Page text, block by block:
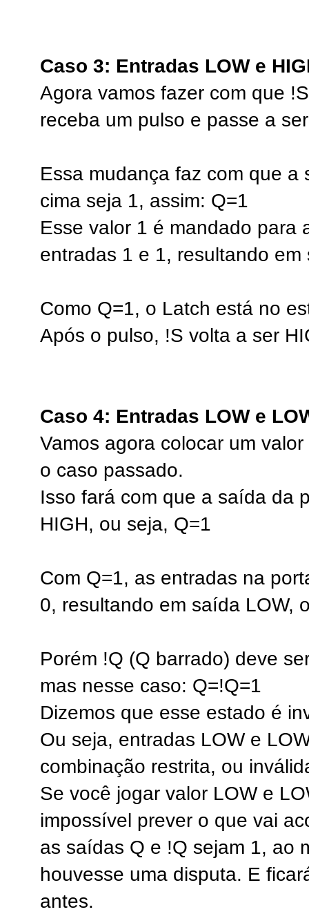
Caso 3: Entradas LOW e
Agora vamos fazer com que
receba um pulso e passe a
Essa mudança faz com que a
cima seja 1, assim: Q=1
Esse valor 1 é mandado para
entradas 1 e 1, resultando
Como Q=1, o Latch está no
Após o pulso, !S volta a ser
Caso 4: Entradas LOW e
Vamos agora colocar um
o caso passado.
Isso fará com que a saída da
HIGH, ou seja, Q=1
Com Q=1, as entradas na
0, resultando em saída LOW,
Porém !Q (Q barrado) deve
mas nesse caso: Q=!Q=1
Dizemos que esse estado é
Ou seja, entradas LOW e
combinação restrita, ou
Se você jogar valor LOW e
impossível prever o que vai
as saídas Q e !Q sejam 1, ao
houvesse uma disputa. E
antes.